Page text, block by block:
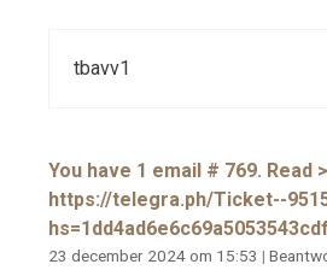
tbavv1
You have 1 email # 769. Read
https://telegra.ph/Ticket--
23 december 2024 om 15:53 |